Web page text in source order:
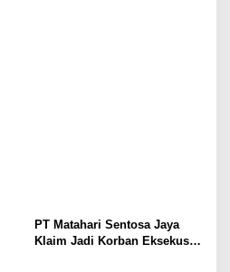
PT Matahari Sentosa Jaya
Klaim Jadi Korban Eksekusi